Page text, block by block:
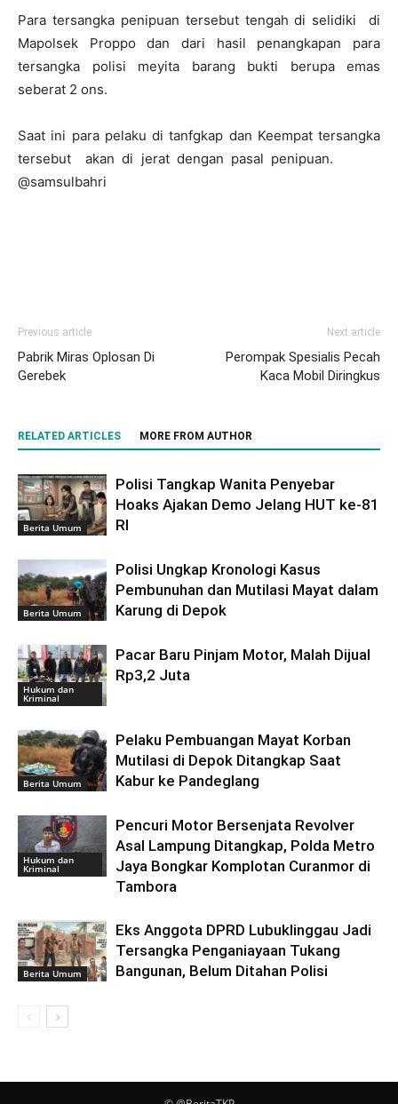
Para tersangka penipuan tersebut tengah di selidiki di
Mapolsek Proppo dan dari hasil penangkapan para
tersangka polisi meyita barang bukti berupa emas
seberat 2 ons.
Saat ini para pelaku di tanfgkap dan Keempat tersangka
tersebut akan di jerat dengan pasal penipuan.
@samsulbahri
Previous article
Pabrik Miras Oplosan Di
Gerebek
Next article
Perompak Spesialis Pecah
Kaca Mobil Diringkus
RELATED ARTICLES MORE FROM AUTHOR
Berita Umum
Polisi Tangkap Wanita Penyebar
Hoaks Ajakan Demo Jelang HUT ke-81
RI
Berita Umum
Polisi Ungkap Kronologi Kasus
Pembunuhan dan Mutilasi Mayat dalam
Karung di Depok
Hukum dan
Kriminal
Pacar Baru Pinjam Motor, Malah Dijual
Rp3,2 Juta
Berita Umum
Pelaku Pembuangan Mayat Korban
Mutilasi di Depok Ditangkap Saat
Kabur ke Pandeglang
Hukum dan
Kriminal
Pencuri Motor Bersenjata Revolver
Asal Lampung Ditangkap, Polda Metro
Jaya Bongkar Komplotan Curanmor di
Tambora
Berita Umum
Eks Anggota DPRD Lubuklinggau Jadi
Tersangka Penganiayaan Tukang
Bangunan, Belum Ditahan Polisi